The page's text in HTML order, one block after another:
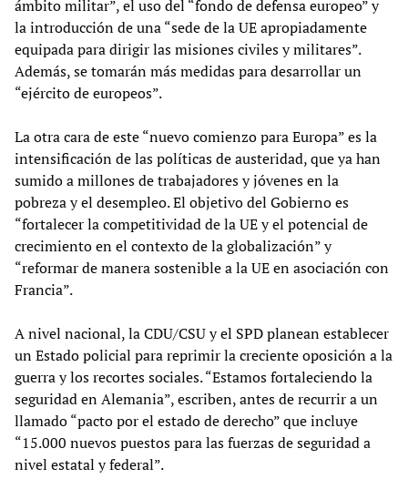
ámbito militar”, el uso del “fondo de defensa europeo” y
la introducción de una “sede de la UE apropiadamente
equipada para dirigir las misiones civiles y militares”.
Además, se tomarán más medidas para desarrollar un
“ejército de europeos”.
La otra cara de este “nuevo comienzo para Europa” es la
intensificación de las políticas de austeridad, que ya han
sumido a millones de trabajadores y jóvenes en la
pobreza y el desempleo. El objetivo del Gobierno es
“fortalecer la competitividad de la UE y el potencial de
crecimiento en el contexto de la globalización” y
“reformar de manera sostenible a la UE en asociación con
Francia”.
A nivel nacional, la CDU/CSU y el SPD planean establecer
un Estado policial para reprimir la creciente oposición a la
guerra y los recortes sociales. “Estamos fortaleciendo la
seguridad en Alemania”, escriben, antes de recurrir a un
llamado “pacto por el estado de derecho” que incluye
“15.000 nuevos puestos para las fuerzas de seguridad a
nivel estatal y federal”.